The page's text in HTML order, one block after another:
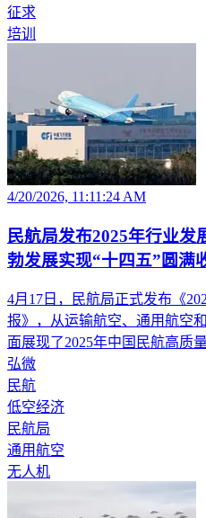
征求
培训
4/20/2026, 11:11:24 AM
民航局发布2025年行业
勃发展实现“十四五”圆满
4月17日，民航局正式发布《
报》，从运输航空、通用航空
面展现了2025年中国民航高质
弘微
民航
低空经济
民航局
通用航空
无人机